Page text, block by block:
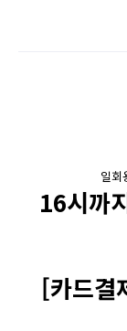
일
16시까
[카드결